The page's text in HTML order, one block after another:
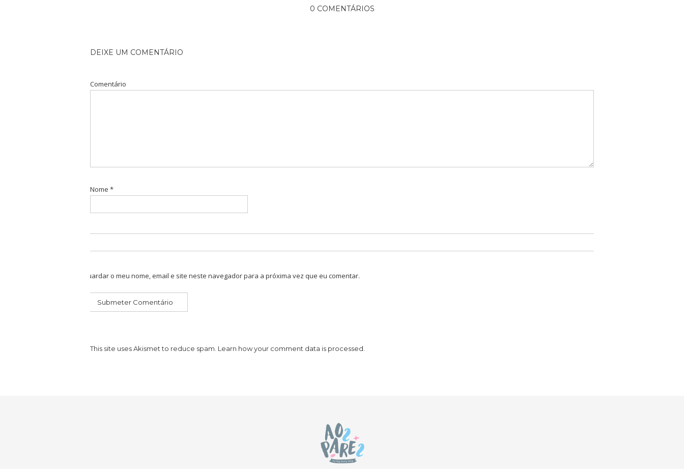
0 COMENTÁRIOS
DEIXE UM COMENTÁRIO
Comentário
Nome *
Guardar o meu nome, email e site neste navegador para a próxima vez que eu comentar.
This site uses Akismet to reduce spam. Learn how your comment data is processed.